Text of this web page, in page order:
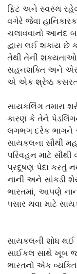
ફિટ અને સ્વસ્થ
વગેરે જેવા
ચલાવવાનો આનંદ
દ્વારા લઈ શકાય છે
તેથી તેની
સહનશક્તિ અને
એ એક શ્રેષ્ઠ
સાયકલિંગ તમારા
કારણ કે તેને
લગભગ દરેક ભાગને
સાયકલના સૌથી
પરિવહન માટે સૌથી
પ્રદૂષણ પેદા કરતું
નાની અને સાંકડી
ભારતમાં, આપણે
પસાર થવા માટે
સાયકલની શોધ
સાઈકલ સાથે ખૂબ
ભારતનો એક